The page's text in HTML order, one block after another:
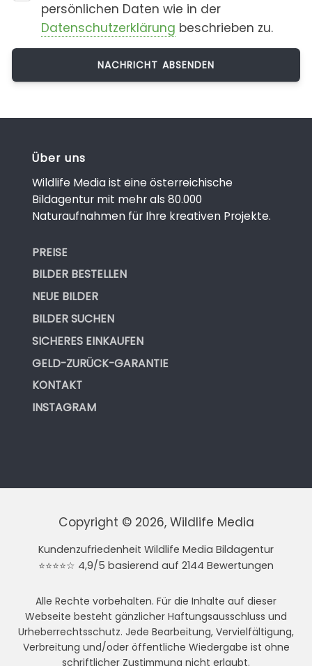
persönlichen Daten wie in der
Datenschutzerklärung beschrieben zu.
Über uns
Wildlife Media ist eine österreichische
Bildagentur mit mehr als 80.000
Naturaufnahmen für Ihre kreativen Projekte.
PREISE
BILDER BESTELLEN
NEUE BILDER
BILDER SUCHEN
SICHERES EINKAUFEN
GELD-ZURÜCK-GARANTIE
KONTAKT
INSTAGRAM
Copyright © 2026, Wildlife Media
Kundenzufriedenheit Wildlife Media Bildagentur
⭐⭐⭐⭐☆ 4,9/5 basierend auf 2144 Bewertungen
Alle Rechte vorbehalten. Für die Inhalte auf dieser
Webseite besteht gänzlicher Haftungsausschluss und
Urheberrechtsschutz. Jede Bearbeitung, Vervielfältigung,
Verbreitung und/oder öffentliche Wiedergabe ist ohne
schriftlicher Zustimmung nicht erlaubt.